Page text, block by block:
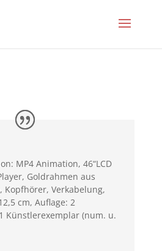
MP4 Animation, 46“LCD
Goldrahmen aus
Kopfhörer, Verkabelung,
cm, Auflage: 2
Künstlerexemplar (num. u.